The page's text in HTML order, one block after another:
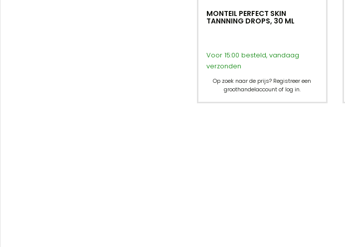
MONTEIL PERFECT SKIN
TANNNING DROPS, 30 ML
Voor 15:00 besteld, vandaag
verzonden
Op zoek naar de prijs? Registreer een
groothandelaccount of log in.